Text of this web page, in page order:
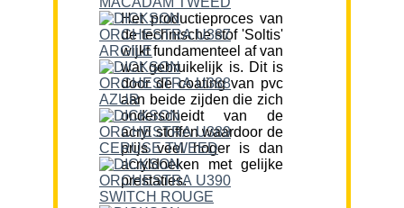
Het productieproces van
de technische stof 'Soltis'
wijkt fundamenteel af van
wat gebruikelijk is. Dit is
door de coating van pvc
aan beide zijden die zich
onderscheidt van de
acryl stoffen waardoor de
prijs veel hoger is dan
acryldoeken met gelijke
prestaties.